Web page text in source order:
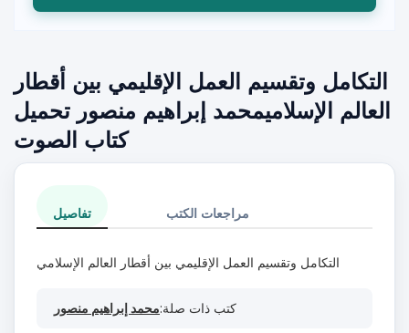
التكامل وتقسيم العمل الإقليمي بين أقطار
العالم الإسلاميمحمد إبراهيم منصور تحميل
كتاب الصوت
تفاصيل مراجعات الكتب
التكامل وتقسيم العمل الإقليمي بين أقطار العالم الإسلامي
كتب ذات صلة:محمد إبراهيم منصور